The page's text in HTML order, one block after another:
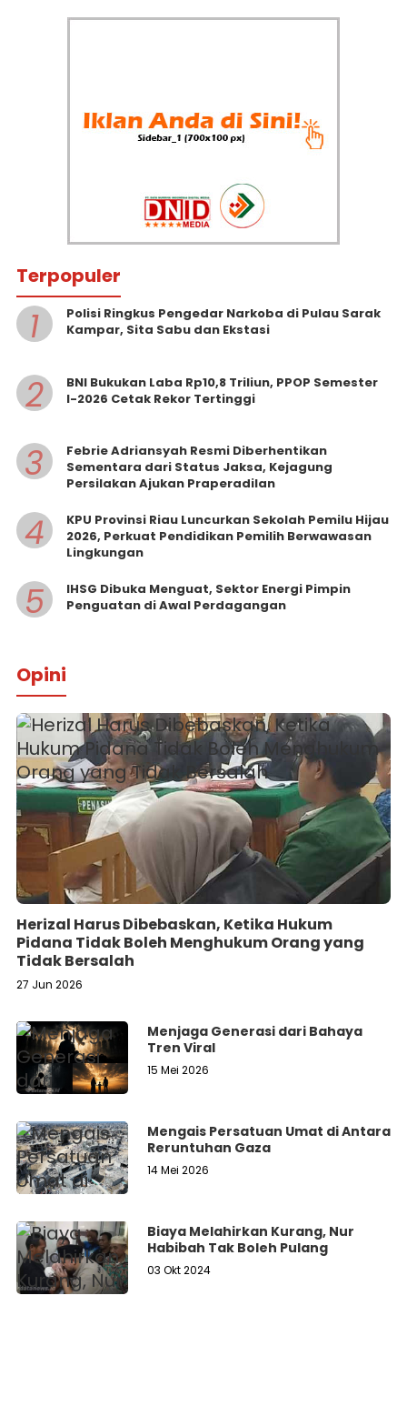
Terpopuler
1
Polisi Ringkus Pengedar Narkoba di Pulau Sarak
Kampar, Sita Sabu dan Ekstasi
2
BNI Bukukan Laba Rp10,8 Triliun, PPOP Semester
I-2026 Cetak Rekor Tertinggi
3
Febrie Adriansyah Resmi Diberhentikan
Sementara dari Status Jaksa, Kejagung
Persilakan Ajukan Praperadilan
4
KPU Provinsi Riau Luncurkan Sekolah Pemilu Hijau
2026, Perkuat Pendidikan Pemilih Berwawasan
Lingkungan
5
IHSG Dibuka Menguat, Sektor Energi Pimpin
Penguatan di Awal Perdagangan
Opini
Herizal Harus Dibebaskan, Ketika Hukum
Pidana Tidak Boleh Menghukum Orang yang
Tidak Bersalah
27 Jun 2026
Menjaga Generasi dari Bahaya
Tren Viral
15 Mei 2026
Mengais Persatuan Umat di Antara
Reruntuhan Gaza
14 Mei 2026
Biaya Melahirkan Kurang, Nur
Habibah Tak Boleh Pulang
03 Okt 2024